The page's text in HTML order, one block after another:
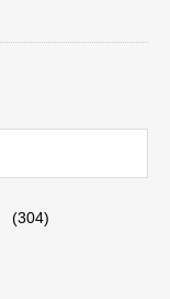
(304)